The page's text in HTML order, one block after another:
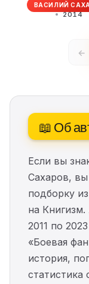
ВАСИЛИЙ
2014
←
📖 Об
Если вы
Сахаров,
подборку из
на Книгизм.
2011 по
«Боевая
история,